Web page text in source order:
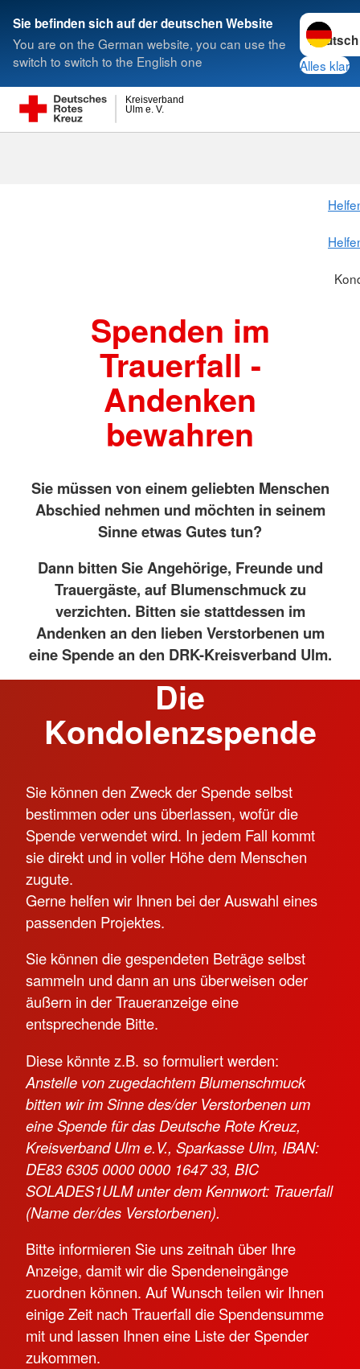
Sie befinden sich auf der deutschen Website
You are on the German website, you can use the
switch to switch to the English one
Sprache
Alles klar
Ulm e. V.
Kreisverband
Suche
Spenden im
Trauerfall -
Andenken
bewahren
Sie müssen von einem geliebten Menschen
Abschied nehmen und möchten in seinem
Sinne etwas Gutes tun?
Dann bitten Sie Angehörige, Freunde und
Trauergäste, auf Blumenschmuck zu
verzichten. Bitten sie stattdessen im
Andenken an den lieben Verstorbenen um
eine Spende an den DRK-Kreisverband Ulm.
Die
Kondolenzspende
Sie können den Zweck der Spende selbst
bestimmen oder uns überlassen, wofür die
Spende verwendet wird. In jedem Fall kommt
sie direkt und in voller Höhe dem Menschen
zugute.
Gerne helfen wir Ihnen bei der Auswahl eines
passenden Projektes.
Sie können die gespendeten Beträge selbst
sammeln und dann an uns überweisen oder
äußern in der Traueranzeige eine
entsprechende Bitte.
Diese könnte z.B. so formuliert werden:
Anstelle von zugedachtem Blumenschmuck
bitten wir im Sinne des/der Verstorbenen um
eine Spende für das Deutsche Rote Kreuz,
Kreisverband Ulm e.V., Sparkasse Ulm, IBAN:
DE83 6305 0000 0000 1647 33, BIC
SOLADES1ULM unter dem Kennwort: Trauerfall
(Name der/des Verstorbenen).
Bitte informieren Sie uns zeitnah über Ihre
Anzeige, damit wir die Spendeneingänge
zuordnen können. Auf Wunsch teilen wir Ihnen
einige Zeit nach Trauerfall die Spendensumme
mit und lassen Ihnen eine Liste der Spender
zukommen.